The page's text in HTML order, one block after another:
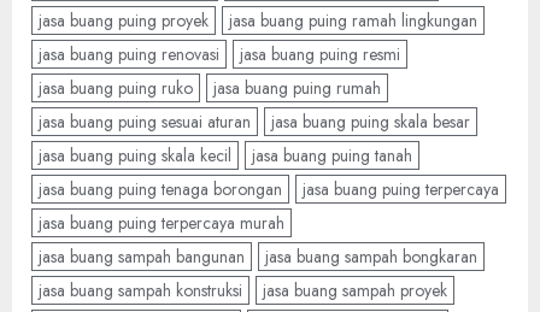
jasa buang puing proyek
jasa buang puing ramah lingkungan
jasa buang puing renovasi
jasa buang puing resmi
jasa buang puing ruko
jasa buang puing rumah
jasa buang puing sesuai aturan
jasa buang puing skala besar
jasa buang puing skala kecil
jasa buang puing tanah
jasa buang puing tenaga borongan
jasa buang puing terpercaya
jasa buang puing terpercaya murah
jasa buang sampah bangunan
jasa buang sampah bongkaran
jasa buang sampah konstruksi
jasa buang sampah proyek